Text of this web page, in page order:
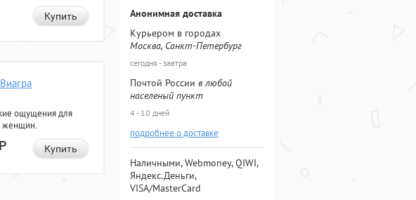
Купить
ощущения для
женщин.
Купить
Анонимная доставка
Курьером в городах
Москва, Санкт-Петербург
сегодня - завтра
Почтой России в любой
населеный пункт
4 - 10 дней
подробнее о доставке
Наличными, Webmoney, QIWI,
Яндекс.Деньги,
VISA/MasterCard